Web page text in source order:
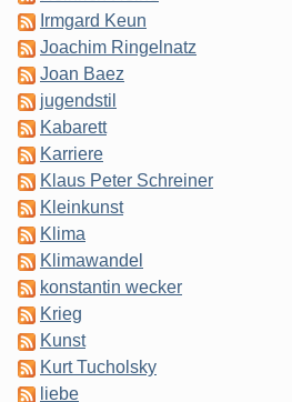
Irmgard Keun
Joachim Ringelnatz
Joan Baez
jugendstil
Kabarett
Karriere
Klaus Peter Schreiner
Kleinkunst
Klima
Klimawandel
konstantin wecker
Krieg
Kunst
Kurt Tucholsky
liebe